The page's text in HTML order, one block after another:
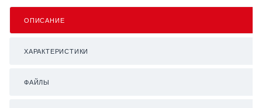
ОПИСАНИЕ
ХАРАКТЕРИСТИКИ
ФАЙЛЫ